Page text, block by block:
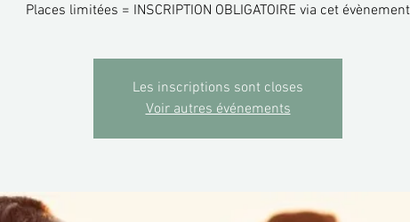
Places limitées = INSCRIPTION OBLIGATOIRE via cet évènement
Les inscriptions sont closes
Voir autres événements